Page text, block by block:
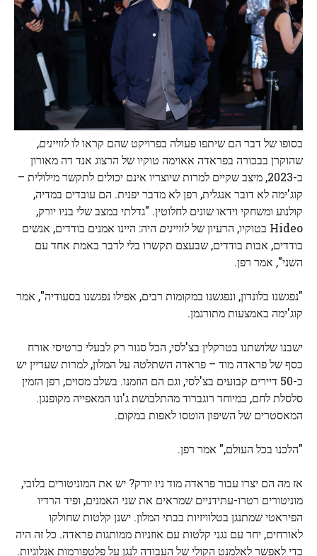
בסופו של דבר הם שיתפו פעולה בפרויקט שהם קראו לולוויינים,
שהוקרן בבכורה בפראדה אאוימה טוקיו של הרצוג אנד דה מאורון
ב-2023, מיצב שקיים למרות שיוצריו אינם יכולים לתקשר מילולית –
קוג'ימה לא דובר אנגלית, רפן לא מדבר יפנית. הם עובדים במדיה,
קולנוע ומשחקי וידאו שונים לחלוטין. "גדלתי במצב שלי בניו יורק,
Hideo בטוקיו, הרעיון של
לוויינים היה: היינו אמנים בודדים, אנשים
בודדים, אבות בודדים, שבעצם תקשרו בלי לדבר באמת אחד עם
השני", אמר רפן.
"נפגשנו בלונדון, ונפגשנו במקומות רבים, אפילו נפגשנו בסעודיה", אמר
קוג'ימה באמצעות מתורגמן.
ישבנו שלושתנו בטרקלין בצ'לסי, הכל סגור רק לבעלי כרטיסי אורח
כסף של פראדה מוד – פראדה השתלטה על המלון, למרות שעדיין יש
כ-50 דיירים קבועים בצ'לסי, וגם הם הוזמנו. בשלב מסוים, רפן הזמין
סלסלת לחם, במיוחד רוגברוד מהתלבושת ג'ונו המאפייה מקופנגן.
המאסטרים של השיפון הוטסו לאפות במקום.
"הלכנו בכל העולם," אמר רפן.
אז מה הם יצרו עבור פראדה מוד ניו יורק? יש את המוניטורים בלובי,
מוניטורים רטרו-עתידניים שמראים את שני האמנים, ופיד הרדיו
הפיראטי שמתנגן בטלוויזיות בבתי המלון. ישנן קלטות שחולקו
לאורחים, יחד עם נגני קלטות עם אוזניות ממותגות פראדה. כל זה היה
כדי לאפשר לאלמנט הקולי של העבודה לנגן על פלטפורמות אנלוגיות.